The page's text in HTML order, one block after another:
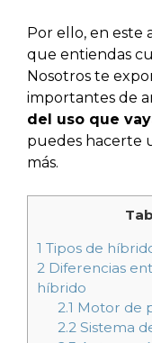
Por ello, en
que entiendas
Nosotros te
importantes de
del uso que
puedes hacerte
más.
1 Tipos de
2 Diferencias
híbrido
2.1 Motor de
2.2Sistema